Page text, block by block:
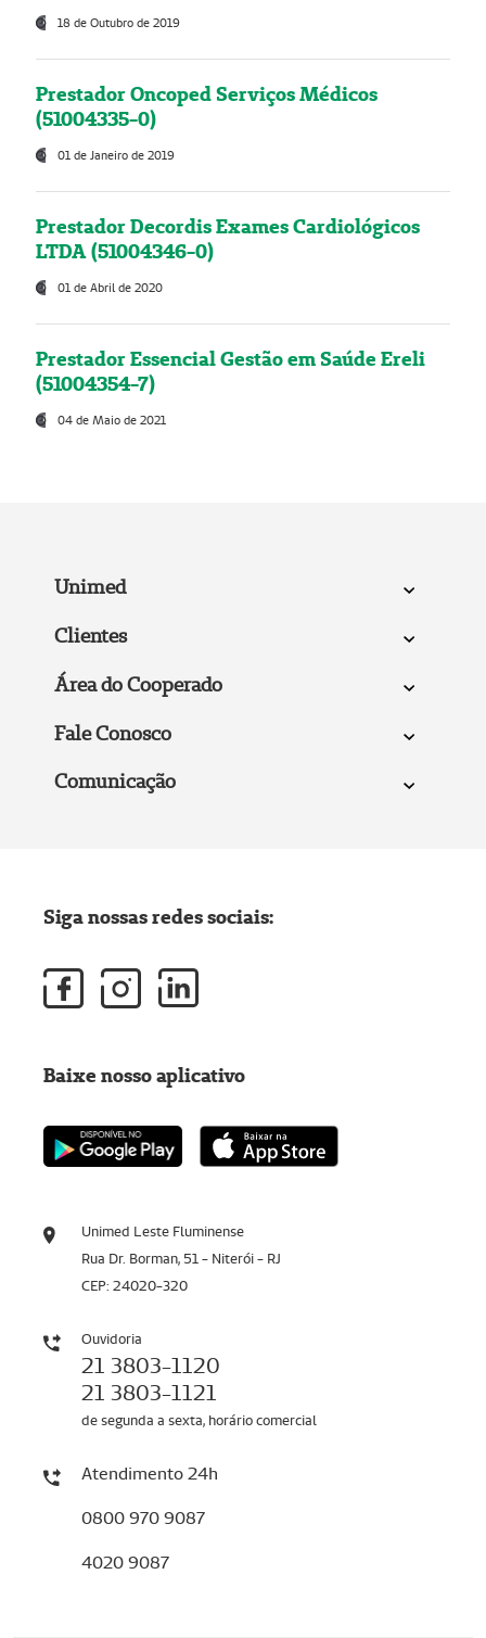
18 de Outubro de 2019
Prestador Oncoped Serviços Médicos
(51004335-0)
01 de Janeiro de 2019
Prestador Decordis Exames Cardiológicos
LTDA (51004346-0)
01 de Abril de 2020
Prestador Essencial Gestão em Saúde Ereli
(51004354-7)
04 de Maio de 2021
Unimed
Clientes
Área do Cooperado
Fale Conosco
Comunicação
Unimed Leste Fluminense
Rua Dr. Borman, 51 - Niterói - RJ
CEP: 24020-320
Ouvidoria
21 3803-1120
21 3803-1121
de segunda a sexta, horário comercial
Atendimento 24h
0800 970 9087
4020 9087
Siga nossas redes sociais:
Baixe nosso aplicativo